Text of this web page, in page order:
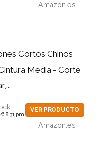
Amazon.es
Cortos Chinos
Media - Corte
8:31 pm
VER PRODUCTO
Amazon.es